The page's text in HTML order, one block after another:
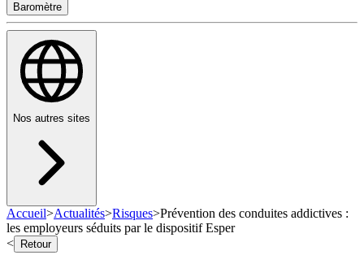
Baromètre
Nos autres sites
Accueil>Actualités>Risques>Prévention des conduites addictives :
les employeurs séduits par le dispositif Esper
<
Retour